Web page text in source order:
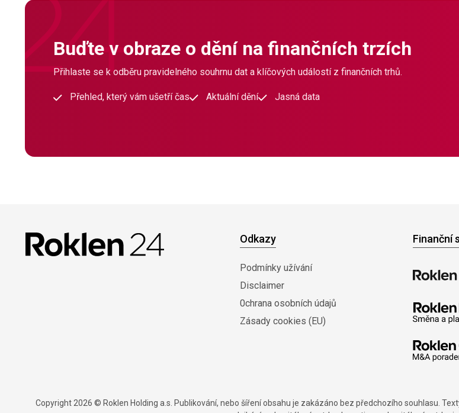
Buďte v obraze o dění na finančních trzích
Přihlaste se k odběru pravidelného souhrnu dat a klíčových událostí z finančních trhů.
Přehled, který vám ušetří čas Aktuální dění Jasná data
Odkazy
Podmínky užívání
Disclaimer
0chrana osobních údajů
Zásady cookies (EU)
Finanční
Copyright 2026 © Roklen Holding a.s. Publikování, nebo šíření obsahu je zakázáno bez předchozího souhlasu.